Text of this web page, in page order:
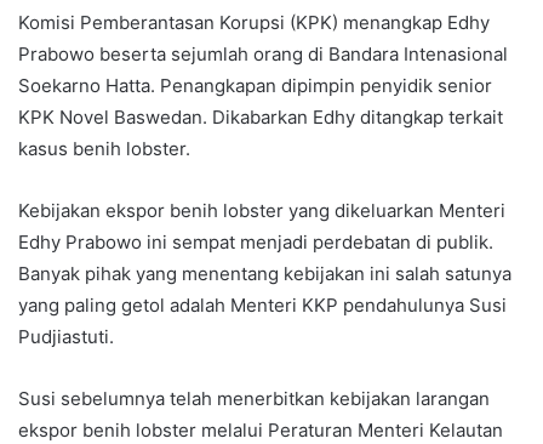
Komisi Pemberantasan Korupsi (KPK) menangkap Edhy
Prabowo beserta sejumlah orang di Bandara Intenasional
Soekarno Hatta. Penangkapan dipimpin penyidik senior
KPK Novel Baswedan. Dikabarkan Edhy ditangkap terkait
kasus benih lobster.
Kebijakan ekspor benih lobster yang dikeluarkan Menteri
Edhy Prabowo ini sempat menjadi perdebatan di publik.
Banyak pihak yang menentang kebijakan ini salah satunya
yang paling getol adalah Menteri KKP pendahulunya Susi
Pudjiastuti.
Susi sebelumnya telah menerbitkan kebijakan larangan
ekspor benih lobster melalui Peraturan Menteri Kelautan